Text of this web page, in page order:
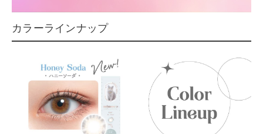
カラーラインナップ